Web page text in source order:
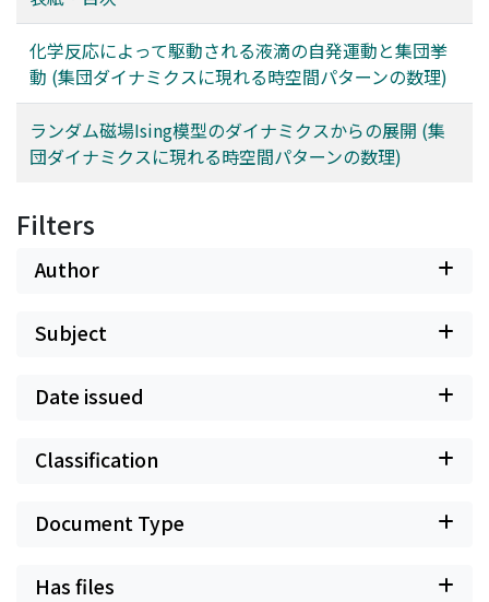
化学反応によって駆動される液滴の自発運動と集団挙
動 (集団ダイナミクスに現れる時空間パターンの数理)
ランダム磁場Ising模型のダイナミクスからの展開 (集
団ダイナミクスに現れる時空間パターンの数理)
Filters
Author
Subject
Date issued
Classification
Document Type
Has files